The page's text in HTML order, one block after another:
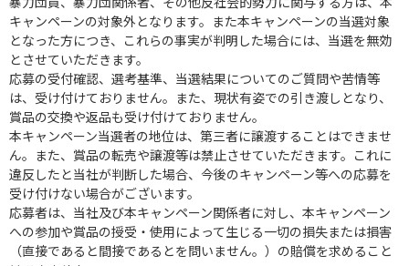
キャンペーンの対象外となります。また本キャンペーンの当選対象
となった方につき、これらの事実が判明した場合には、当選を無効
とさせていただきます。
応募の受付確認、選考基準、当選結果についてのご質問や苦情等
は、受け付けておりません。また、現状有姿での引き渡しとなり、
賞品の交換や返品も受け付けておりません。
本キャンペーン当選者の地位は、第三者に譲渡することはできませ
ん。また、賞品の転売や譲渡等は禁止させていただきます。これに
違反したと当社が判断した場合、今後のキャンペーン等への応募を
受け付けない場合がございます。
応募者は、当社及び本キャンペーン関係者に対し、本キャンペーン
への参加や賞品の授受・使用によって生じる一切の損失または損害
（直接であると間接であるとを問いません。）の賠償を求めること